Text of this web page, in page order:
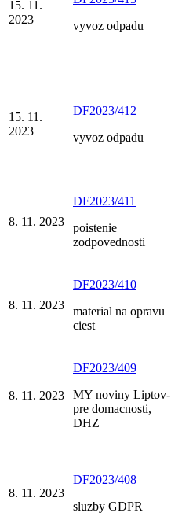
15. 11.
2023
vyvoz odpadu
15. 11.
2023
DF2023/412
vyvoz odpadu
8. 11. 2023
DF2023/411
poistenie
zodpovednosti
8. 11. 2023
DF2023/410
material na opravu
ciest
8. 11. 2023
DF2023/409
MY noviny Liptov-
pre domacnosti,
DHZ
8. 11. 2023
DF2023/408
sluzby GDPR